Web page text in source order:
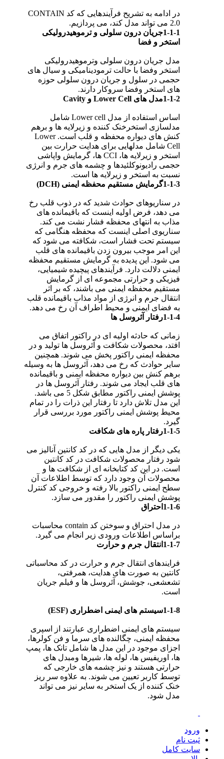
در ادامه به تشریح فرآیندهایی که کد CONTAIN
2.0 می تواند مدل کند، می پردازیم.
1-1-1جریان درون سلولی و ترموهیدرولیکی
استخر و فضا
مدل جریان درون سلولی وترموهیدرولیکی
استخر وفضا با حالت ترمودینامیکی و سیال های
حجمی در سلول و جریان درون سلولی حوزه
های استخر وفضا سروکار دارند.
1-1-2مدل های Lower Cell و Cavity
اساس استفاده از مدل Lower cell شامل
مدلسازی استخرخنک کننده و زیرلایه ها و برهم
کنش های دیواره محفظه و قلب است. Lower
Cell شامل مدلهایی برای هدایت حرارت بین
استخر و زیرلایه ها، CCI ها، گرمایش واپاشی
حجمی رادیونوکلئیدها و چشمه های جرم و انرژی
نسبت به استخر و زیرلایه ها است.
1-1-3گرمایش مستقیم محفظه ایمنی (DCH)
در سناریوهای حوادث شدید که در ذوب قلب رخ
می دهد، فرض اولیه اینست که باقیمانده های
مذاب به انتهای محفظه فشار نشت می کند.
سناریوی اصلی اینست که محفظه هنگامی که
سیستم تحت فشار است، شکافته می شود که
این امر موجب بیرون زدن باقیمانده های قلب
می شود. این پدیده به گرمایش مستقیم محفظه
ایمنی دلالت دارد. فرآیندهای پیچیده شیمیایی،
فیزیکی و حرارتی مجموعه ای از گرمایش
مستقیم محفظه ایمنی می باشند، که بر اثر
انتقال جرم و انرژی از مواد مذاب باقیمانده قلب
به فضای ایمنی و محیط اطراف آن رخ می دهد.
1-1-4رفتار آئروسل ها
زمانی که حادثه اولیه ای در راکتور اتفاق می
افتد، محصولات شکافت و آئروسل ها تولید و در
محفظه ایمنی راکتور پخش می شوند. همچنین
سایر حوادث که رخ می دهد، آئروسل ها به وسیله
برهم کنش بین دیواره محفظه ایمنی و باقیمانده
های قلب ایجاد می شوند. رفتار آئروسل ها در
پوشش ایمنی راکتور مطابق شکل 5 می باشد.
این مدل تلاش دارد تا رفتار این ذرات را در تمام
محیط پوشش ایمنی راکتور مورد بررسی قرار
گیرد.
1-1-5رفتار پاره های شکافت
یکی دیگر از مدل هایی که در کد کانتین آنالیز می
شود رفتار محصولات شکافت در کد کانتین
است. در این کد کتابخانه ای از شکافت ها و
محصولات آن وجود دارد که توسط اطلاعات آن
سطح ایمنی راکتور بالا رفته و خروجی کد کنترل
پوشش ایمنی راکتور را مقدور می سازد.
1-1-6احتراق
در مدل احتراق و سوختن کد contain محاسبات
براساس اطلاعات ورودی زیر انجام می گیرد.
1-1-7انتقال جرم و حرارت
فرایندهای انتقال جرم و حرارت در کد محاسباتی
کانتین به صورت های هدایت، همرفتی،
تشعشعی، جوشش، آئروسل ها و فیلم جریان
است.
1-1-8سیستم های ایمنی اضطراری (ESF)
سیستم های ایمنی اضطراری عبارتند از اسپری
محفظه ایمنی، چگالنده های سرما و فن کولرها،
اجزای موجود در این مدل ها شامل تانک ها، پمپ
ها، اوریفیس ها، لوله ها، شیرها ومبدل های
حرارتی هستند و نیز چشمه های خارجی که
توسط کاربر تعیین می شوند. به علاوه سر ریز
خنک کننده از یک استخر به سایر نیز می تواند
مدل شود.
ورود
ثبت نام
سایت کامل